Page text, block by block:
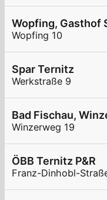
Wopfing, Gasthof
Wopfing 10
Spar Ternitz
Werkstraße 9
Bad Fischau,
Winzerweg 19
ÖBB Ternitz P&R
Franz-Dinhobl-